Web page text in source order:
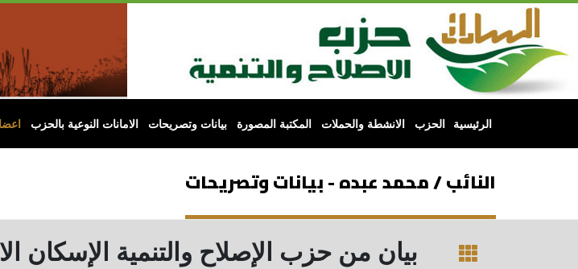
الرئيسية الحزب الانشطة والحملات المكتبة المصورة بيانات وتصريحات الامانات النوعية بالحزب
النائب / محمد عبده - بيانات وتصريحات
بيان من حزب الإصلاح والتنمية الإسكان